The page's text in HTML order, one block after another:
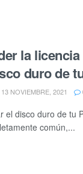
la
duro de
13 NOVIEMBRE, 2021
el disco duro de tu
común,...